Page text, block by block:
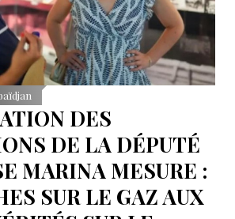
DES
DE LA DÉPUTÉ
MARINA MESURE :
SUR LE GAZ AUX